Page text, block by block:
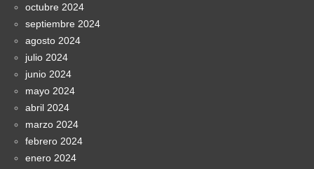
octubre 2024
septiembre 2024
agosto 2024
julio 2024
junio 2024
mayo 2024
abril 2024
marzo 2024
febrero 2024
enero 2024